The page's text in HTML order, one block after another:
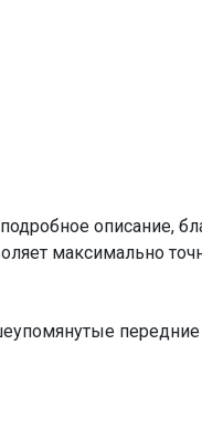
описание,
максимально